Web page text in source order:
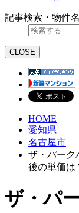
記事検索・物件
CLOSE
HOME
愛知県
名古屋市
ザ・パー
後の単価は
ザ・パ